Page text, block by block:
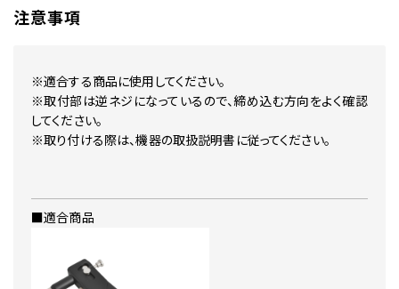
注意事項
※適合する商品に使用してください。
※取付部は逆ネジになっているので、締め込む方向をよく確認
してください。
※取り付ける際は、機器の取扱説明書に従ってください。
■適合商品